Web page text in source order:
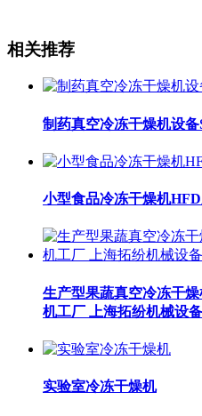
相关推荐
制药真空冷冻干燥机设备
小型食品冷冻干燥机HFD
生产型果蔬真空冷冻干
机工厂 上海拓纷机械设
实验室冷冻干燥机